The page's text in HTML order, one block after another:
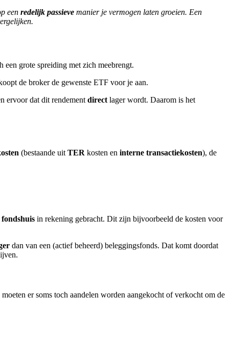
een redelijk passieve manier je vermogen laten groeien. Een
een grote spreiding met zich meebrengt.
de broker de gewenste ETF voor je aan.
ervoor dat dit rendement direct lager wordt. Daarom is het
(bestaande uit TER kosten en interne transactiekosten), de
fondshuis in rekening gebracht. Dit zijn bijvoorbeeld de kosten voor
dan van een (actief beheerd) beleggingsfonds. Dat komt doordat
er soms toch aandelen worden aangekocht of verkocht om de